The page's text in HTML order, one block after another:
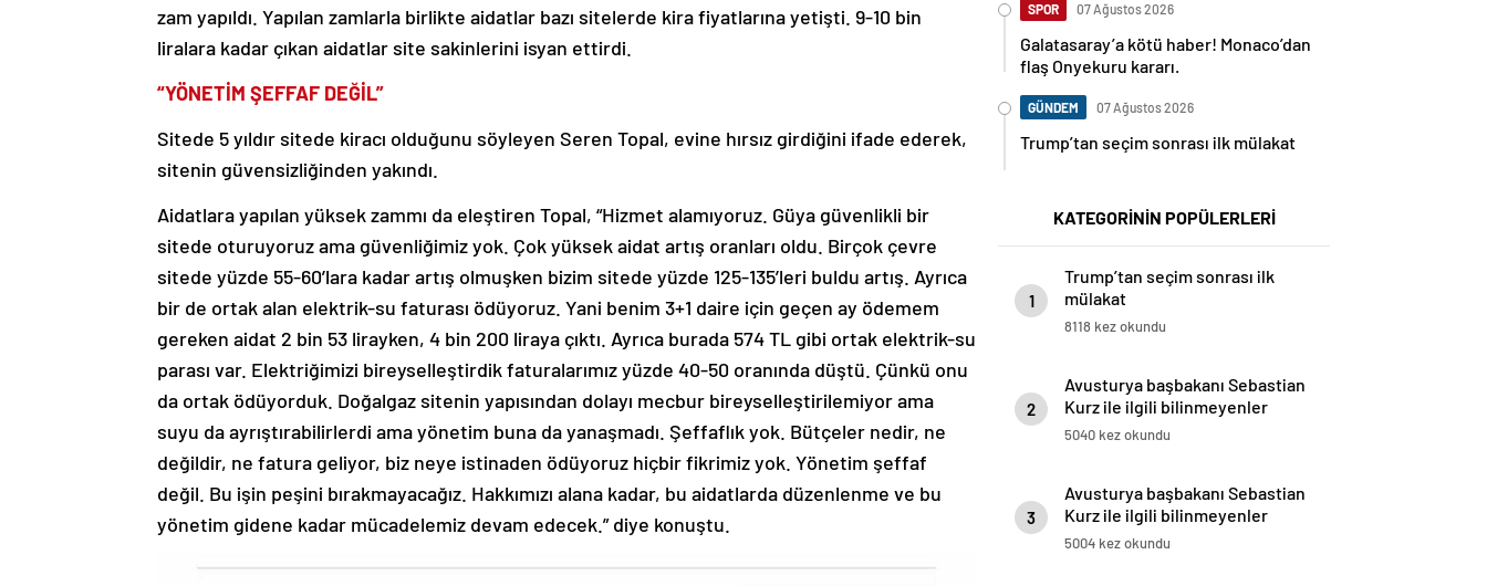
zam yapıldı. Yapılan zamlarla birlikte aidatlar bazı sitelerde kira fiyatlarına yetişti. 9-10 bin
liralara kadar çıkan aidatlar site sakinlerini isyan ettirdi.
“YÖNETİM ŞEFFAF DEĞİL”
Sitede 5 yıldır sitede kiracı olduğunu söyleyen Seren Topal, evine hırsız girdiğini ifade ederek,
sitenin güvensizliğinden yakındı.
Aidatlara yapılan yüksek zammı da eleştiren Topal, “Hizmet alamıyoruz. Güya güvenlikli bir
sitede oturuyoruz ama güvenliğimiz yok. Çok yüksek aidat artış oranları oldu. Birçok çevre
sitede yüzde 55-60’lara kadar artış olmuşken bizim sitede yüzde 125-135’leri buldu artış. Ayrıca
bir de ortak alan elektrik-su faturası ödüyoruz. Yani benim 3+1 daire için geçen ay ödemem
gereken aidat 2 bin 53 lirayken, 4 bin 200 liraya çıktı. Ayrıca burada 574 TL gibi ortak elektrik-su
parası var. Elektriğimizi bireyselleştirdik faturalarımız yüzde 40-50 oranında düştü. Çünkü onu
da ortak ödüyorduk. Doğalgaz sitenin yapısından dolayı mecbur bireyselleştirilemiyor ama
suyu da ayrıştırabilirlerdi ama yönetim buna da yanaşmadı. Şeffaflık yok. Bütçeler nedir, ne
değildir, ne fatura geliyor, biz neye istinaden ödüyoruz hiçbir fikrimiz yok. Yönetim şeffaf
değil. Bu işin peşini bırakmayacağız. Hakkımızı alana kadar, bu aidatlarda düzenlenme ve bu
yönetim gidene kadar mücadelemiz devam edecek.” diye konuştu.
SPOR 07 Ağustos 2026
Galatasaray’a kötü haber! Monaco’dan
flaş Onyekuru kararı.
GÜNDEM 07 Ağustos 2026
Trump’tan seçim sonrası ilk mülakat
KATEGORİNİN POPÜLERLERİ
1
Trump’tan seçim sonrası ilk
mülakat
8118 kez okundu
2
Avusturya başbakanı Sebastian
Kurz ile ilgili bilinmeyenler
5040 kez okundu
3
Avusturya başbakanı Sebastian
Kurz ile ilgili bilinmeyenler
5004 kez okundu